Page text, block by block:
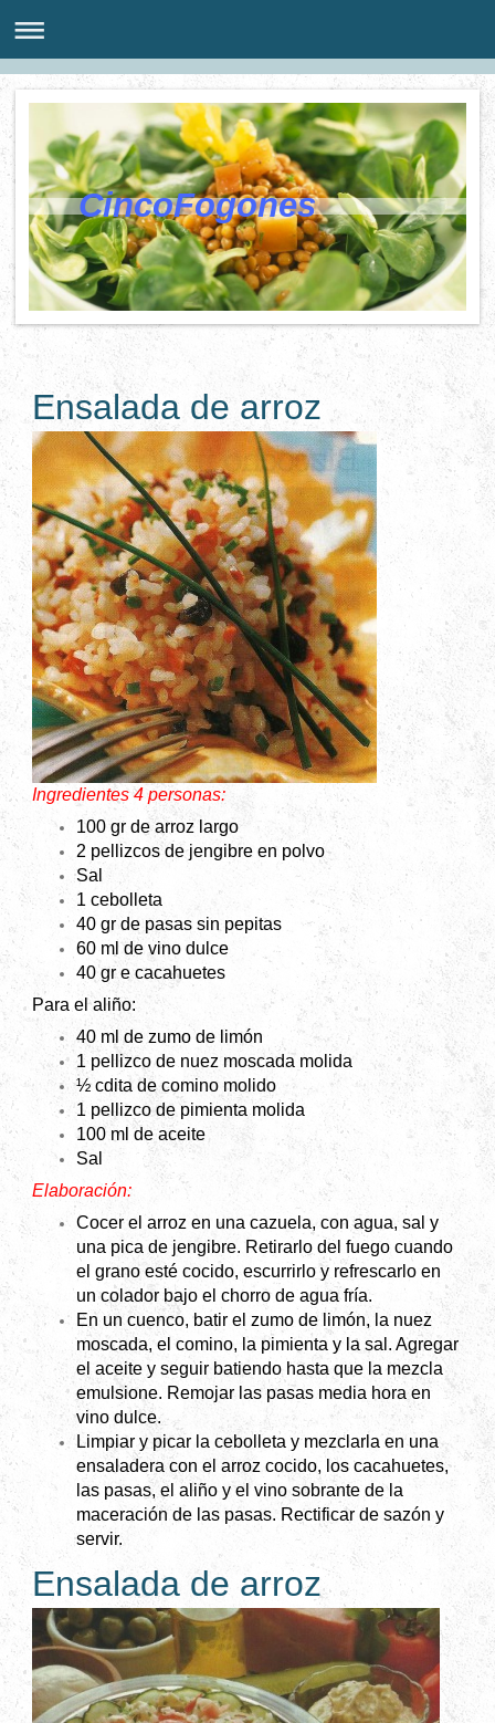
CincoFogones
Ensalada de arroz
Ingredientes 4 personas:
100 gr de arroz largo
2 pellizcos de jengibre en polvo
Sal
1 cebolleta
40 gr de pasas sin pepitas
60 ml de vino dulce
40 gr e cacahuetes
Para el aliño:
40 ml de zumo de limón
1 pellizco de nuez moscada molida
½ cdita de comino molido
1 pellizco de pimienta molida
100 ml de aceite
Sal
Elaboración:
Cocer el arroz en una cazuela, con agua, sal y
una pica de jengibre. Retirarlo del fuego cuando
el grano esté cocido, escurrirlo y refrescarlo en
un colador bajo el chorro de agua fría.
En un cuenco, batir el zumo de limón, la nuez
moscada, el comino, la pimienta y la sal. Agregar
el aceite y seguir batiendo hasta que la mezcla
emulsione. Remojar las pasas media hora en
vino dulce.
Limpiar y picar la cebolleta y mezclarla en una
ensaladera con el arroz cocido, los cacahuetes,
las pasas, el aliño y el vino sobrante de la
maceración de las pasas. Rectificar de sazón y
servir.
Ensalada de arroz